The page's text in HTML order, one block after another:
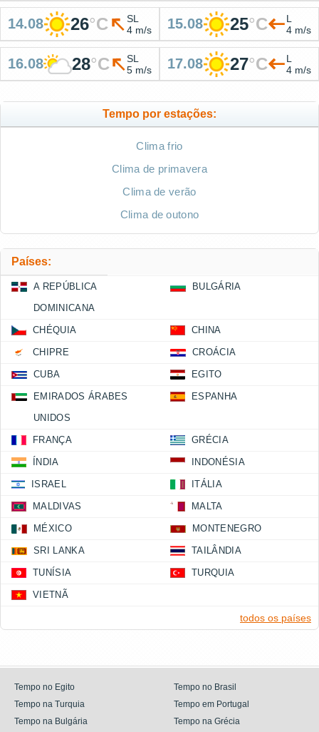
14.08 26°C
SL
4 m/s
15.08 25°C
L
4 m/s
16.08 28°C
SL
5 m/s
17.08 27°C
L
4 m/s
Tempo por estações:
Clima frio
Clima de primavera
Clima de verão
Clima de outono
Países:
A REPÚBLICA
DOMINICANA
BULGÁRIA
CHÉQUIA CHINA
CHIPRE CROÁCIA
CUBA EGITO
EMIRADOS ÁRABES
UNIDOS
ESPANHA
FRANÇA GRÉCIA
ÍNDIA INDONÉSIA
ISRAEL ITÁLIA
MALDIVAS MALTA
MÉXICO MONTENEGRO
SRI LANKA TAILÂNDIA
TUNÍSIA TURQUIA
VIETNÃ
todos os países
Tempo no Egito
Tempo no Brasil
Tempo na Turquia
Tempo em Portugal
Tempo na Bulgária
Tempo na Grécia